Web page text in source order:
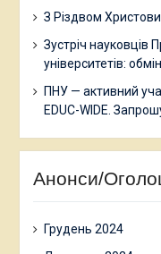
З Різдвом
Зустріч науковців
університетів:
ПНУ — активний
EDUC-WIDE.
Анонси/
Грудень 2024